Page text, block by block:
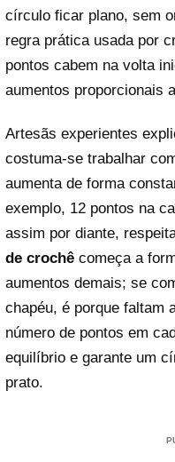
círculo ficar plano, sem
regra prática usada por
pontos cabem na volta
aumentos proporcionais
Artesãs experientes
costuma-se trabalhar
aumenta de forma
exemplo, 12 pontos na
assim por diante,
de crochê começa a
aumentos demais; se
chapéu, é porque faltam
número de pontos em
equilíbrio e garante um
prato.